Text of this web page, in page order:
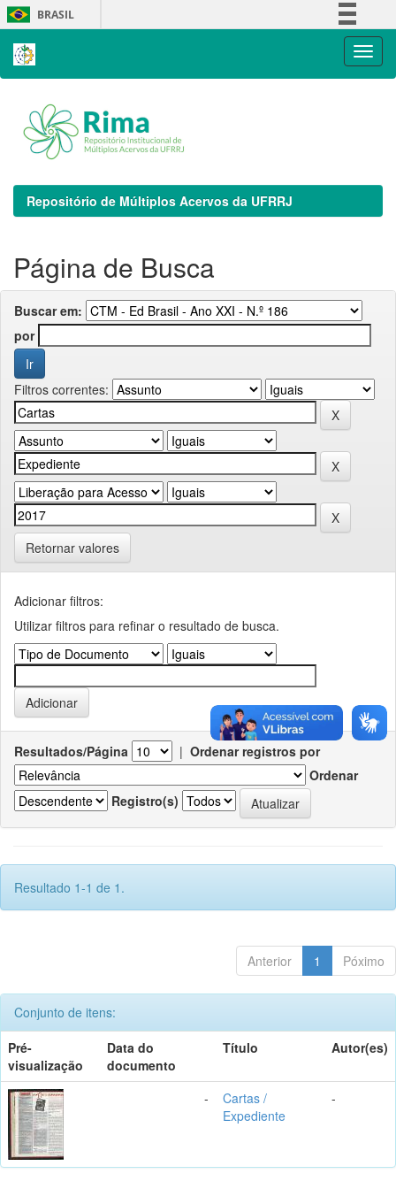
Skip
navigation
BRASIL
Repositório de Múltiplos Acervos da UFRRJ
Página de Busca
Buscar em:
por
Filtros correntes:
Retornar valores
Adicionar filtros:
Utilizar filtros para refinar o resultado de busca.
Resultados/Página | Ordenar registros por
Ordenar
Registro(s)
Resultado 1-1 de 1.
Anterior 1 Póximo
Conjunto de itens:
Pré-
visualização
Data do
documento
Título Autor(es)
-
Cartas /
Expediente
-